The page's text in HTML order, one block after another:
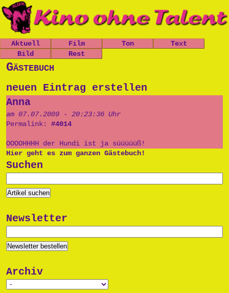
Aktuell
Nachrichten
Termine
Film
Spielfilme
n
Trailer
Politik
Käseburg
Ton
Das Grauen
der Tiefe
Text
Unverständni
sr
Bild
Mitfickrepor
t
Metallwaren
Popart
Tschernobyl
Rest
Links
Gästebuch
neuen Eintrag erstellen
Anna
am 07.07.2009 - 20:23:36 Uhr
Permalink: #4014
OOOOHHHH der Hundi ist ja süüüüüß!
Hier geht es zum ganzen Gästebuch!
Suchen
Newsletter
Archiv